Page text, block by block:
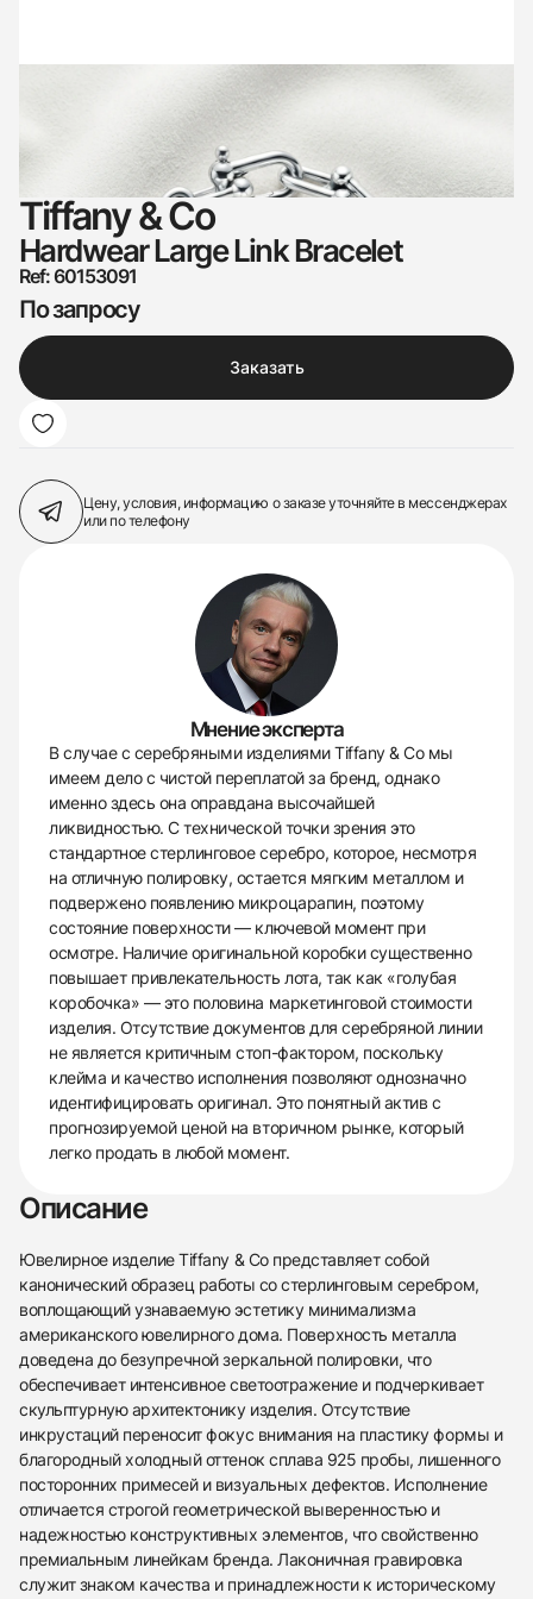
438
285
145
142
205
204
195
150
6
Tiffany & Co
Hardwear Large Link Bracelet
Ref: 60153091
По запросу
Заказать
Цену, условия, информацию о заказеуточняйте в мессенджерах
или по телефону
Мнение эксперта
В случае с серебряными изделиями Tiffany & Co мы
имеем дело с чистой переплатой за бренд, однако
именно здесь она оправдана высочайшей
ликвидностью. С технической точки зрения это
стандартное стерлинговое серебро, которое, несмотря
на отличную полировку, остается мягким металлом и
подвержено появлению микроцарапин, поэтому
состояние поверхности — ключевой момент при
осмотре. Наличие оригинальной коробки существенно
повышает привлекательность лота, так как «голубая
коробочка» — это половина маркетинговой стоимости
изделия. Отсутствие документов для серебряной линии
не является критичным стоп-фактором, поскольку
клейма и качество исполнения позволяют однозначно
идентифицировать оригинал. Это понятный актив с
прогнозируемой ценой на вторичном рынке, который
легко продать в любой момент.
Описание
Ювелирное изделие Tiffany & Co представляет собой
канонический образец работы со стерлинговым серебром,
воплощающий узнаваемую эстетику минимализма
американского ювелирного дома. Поверхность металла
доведена до безупречной зеркальной полировки, что
обеспечивает интенсивное светоотражение и подчеркивает
скульптурную архитектонику изделия. Отсутствие
инкрустаций переносит фокус внимания на пластику формы и
благородный холодный оттенок сплава 925 пробы, лишенного
посторонних примесей и визуальных дефектов. Исполнение
отличается строгой геометрической выверенностью и
надежностью конструктивных элементов, что свойственно
премиальным линейкам бренда. Лаконичная гравировка
служит знаком качества и принадлежности к историческому